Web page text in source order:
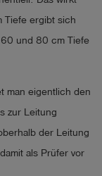
Tiefe ergibt sich
und 80 cm Tiefe
man eigentlich den
zur Leitung
der Leitung
als Prüfer vor